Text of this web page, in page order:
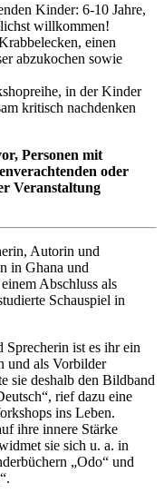
Kinder: 6-10 Jahre,
willkommen!
einen
abzukochen sowie
in der Kinder
kritisch nachdenken
Personen mit
oder
Veranstaltung
Autorin und
in Ghana und
Abschluss als
Schauspiel in
Sprecherin ist es ihr ein
und als Vorbilder
sie deshalb den Bildband
rief dazu eine
ins Leben.
ihre innere Stärke
sie sich u. a. in
„Odo“ und